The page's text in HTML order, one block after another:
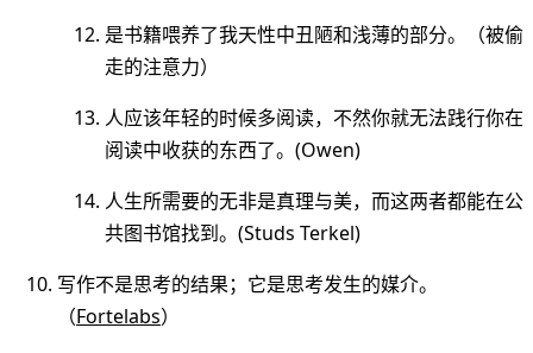
是书籍喂养了我天性中丑陋和浅薄的部分。（被偷
走的注意力）
人应该年轻的时候多阅读，不然你就无法践行你在
阅读中收获的东西了。(Owen)
人生所需要的无非是真理与美，而这两者都能在公
共图书馆找到。(Studs Terkel)
写作不是思考的结果；它是思考发生的媒介。
（Fortelabs）